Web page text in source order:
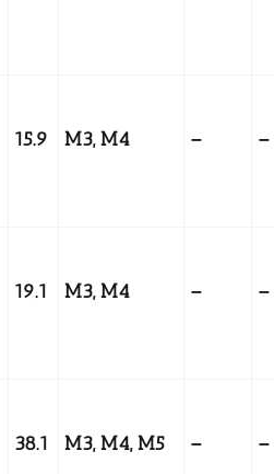
15.9 M3, M4 – –
19.1 M3, M4 – –
38.1 M3, M4, M5 – –